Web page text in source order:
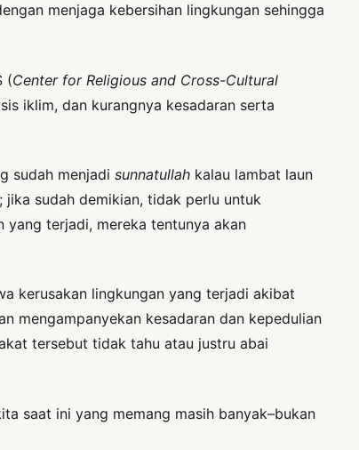
menjaga kebersihan lingkungan sehingga
(Center for Religious and Cross-Cultural
iklim, dan kurangnya kesadaran serta
sudah menjadi sunnatullah kalau lambat laun
sudah demikian, tidak perlu untuk
yang terjadi, mereka tentunya akan
kerusakan lingkungan yang terjadi akibat
mengampanyekan kesadaran dan kepedulian
tersebut tidak tahu atau justru abai
saat ini yang memang masih banyak–bukan